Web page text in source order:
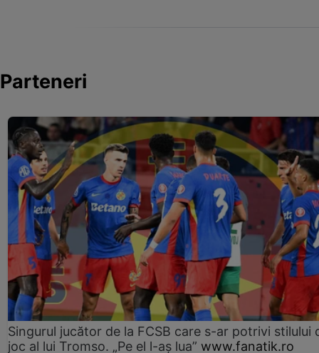
Parteneri
Singurul jucător de la FCSB care s-ar potrivi stilului
joc al lui Tromso. „Pe el l-aș lua” www.fanatik.ro